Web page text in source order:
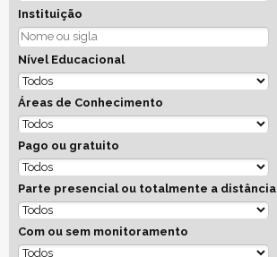
Instituição
Nível Educacional
Áreas de Conhecimento
Pago ou gratuito
Parte presencial ou totalmente a distância
Com ou sem monitoramento